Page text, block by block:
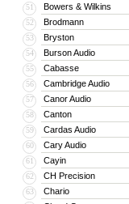
51 Bowers & Wilkins
52 Brodmann
53 Bryston
54 Burson Audio
55 Cabasse
56 Cambridge Audio
57 Canor Audio
58 Canton
59 Cardas Audio
60 Cary Audio
61 Cayin
62 CH Precision
63 Chario